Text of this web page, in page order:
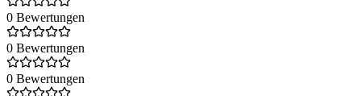
0 Bewertungen
0 Bewertungen
0 Bewertungen